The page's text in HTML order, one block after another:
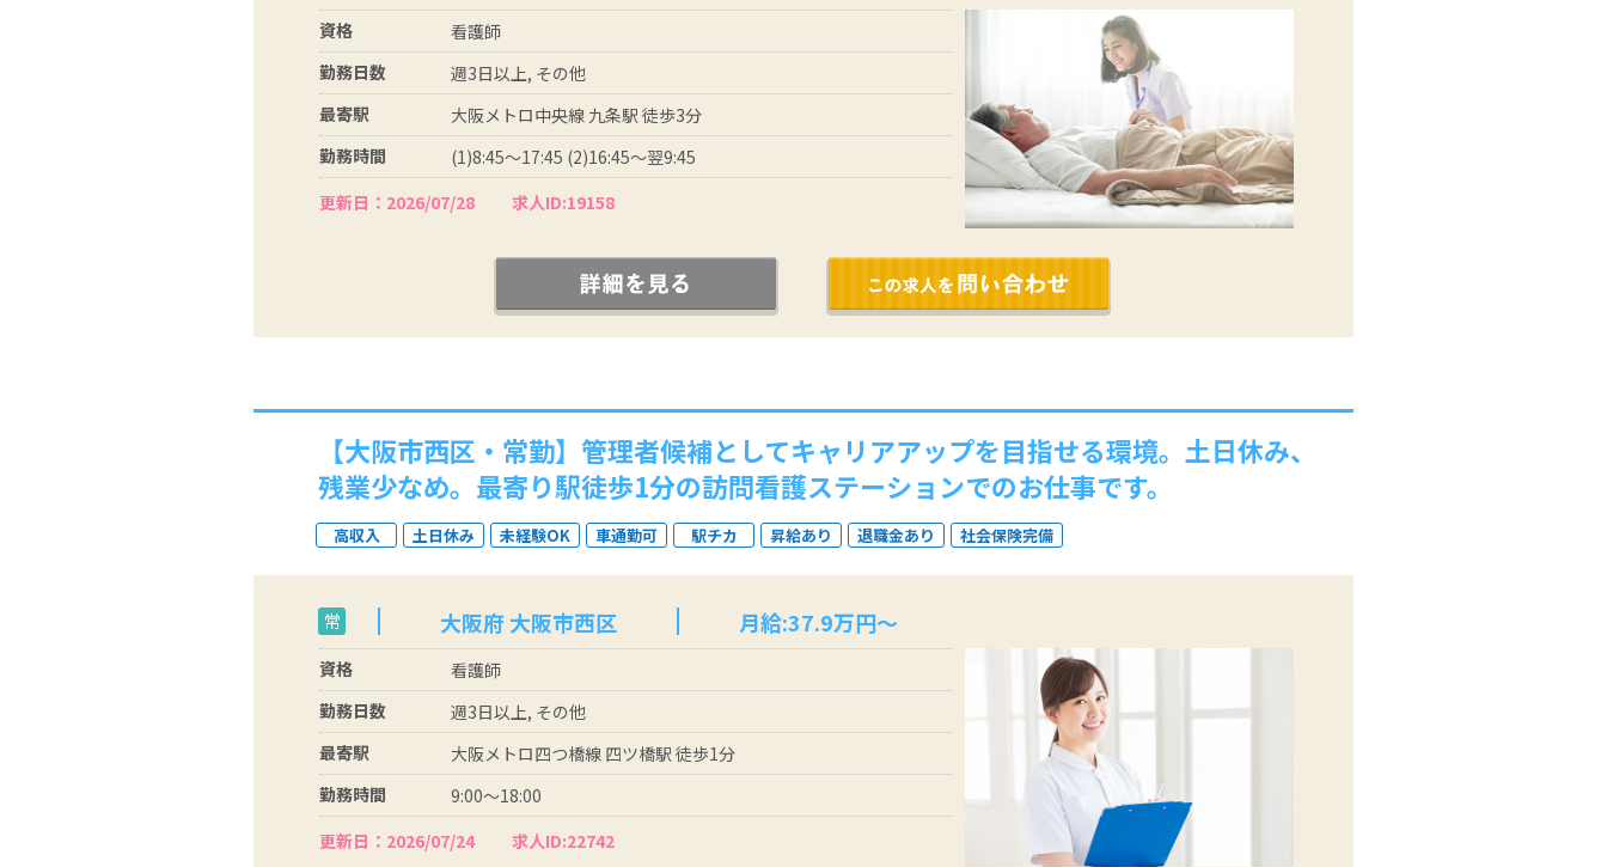
資格
看護師
勤務日数
週3日以上, その他
最寄駅
大阪メトロ中央線 九条駅 徒歩3分
勤務時間
(1)8:45～17:45 (2)16:45～翌9:45
更新日：2026/07/28
求人ID:19158
【大阪市西区・常勤】管理者候補としてキャリアアップを目指せる環境。土日休み、
残業少なめ。最寄り駅徒歩1分の訪問看護ステーションでのお仕事です。
高収入 土日休み 未経験OK 車通勤可 駅チカ 昇給あり 退職金あり 社会保険完備
常 大阪府 大阪市西区 月給:37.9万円～
資格
看護師
勤務日数
週3日以上, その他
最寄駅
大阪メトロ四つ橋線 四ツ橋駅 徒歩1分
勤務時間
9:00～18:00
更新日：2026/07/24
求人ID:22742